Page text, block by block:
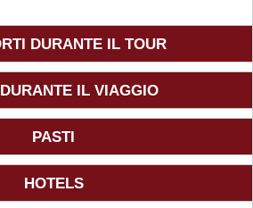
Saudita
DURANTE IL TOUR
IL VIAGGIO
PASTI
HOTELS